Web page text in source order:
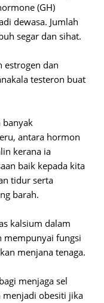
(GH)
dewasa. Jumlah
segar dan sihat.
estrogen dan
testeron buat
banyak
antara hormon
kerana ia
baik kepada kita
tidur serta
barah.
kalsium dalam
mempunyai fungsi
menjana tenaga.
menjaga sel
menjadi obesiti jika